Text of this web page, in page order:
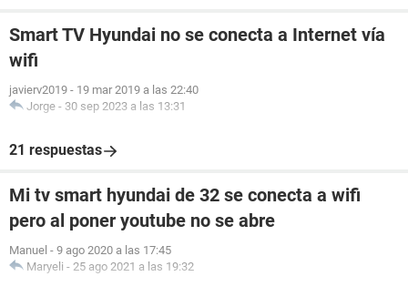
Smart TV Hyundai no se conecta a Internet vía
wifi
javierv2019 - 19 mar 2019 a las 22:40
Jorge - 30 sep 2023 a las 13:31
21 respuestas
Mi tv smart hyundai de 32 se conecta a wifi
pero al poner youtube no se abre
Manuel - 9 ago 2020 a las 17:45
Maryeli - 25 ago 2021 a las 19:32